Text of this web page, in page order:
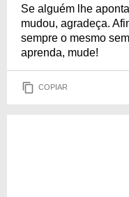
Se alguém lhe
mudou, agradeça.
sempre o mesmo
aprenda, mude!
COPIAR